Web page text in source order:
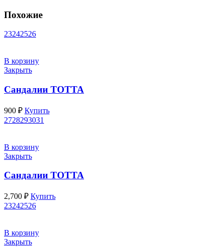
Похожие
23242526
В корзину
Закрыть
Сандалии ТОТТА
900 ₽ Купить
2728293031
В корзину
Закрыть
Сандалии ТОТТА
2,700 ₽ Купить
23242526
В корзину
Закрыть